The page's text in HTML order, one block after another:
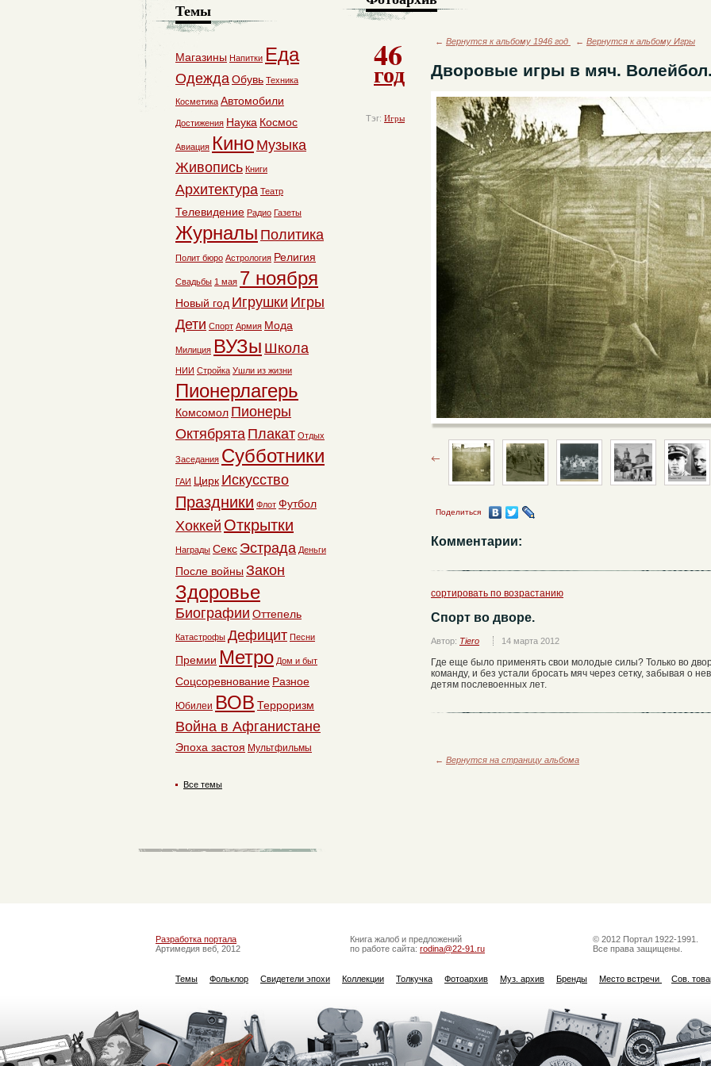
46
год
Тэг: Игры
← Вернутся к альбому 1946 год ← Вернутся к альбому Игры
Дворовые игры в мяч.
Поделиться
Комментарии:
сортировать по возрастанию
Спорт во дворе.
Автор: Tiero 14 марта 2012
Где еще было применять свои молодые силы? Только во
команду, и без устали бросать мяч через сетку, забывая о
детям послевоенных лет.
← Вернутся на страницу альбома
Темы
Магазины Напитки Еда
ОдеждаОбувь Техника
Косметика Автомобили
Достижения Наука Космос
Авиация Кино Музыка
Живопись Книги
Архитектура Театр
Телевидение Радио Газеты
Журналы Политика
Полит бюро Астрология Религия
Свадьбы 1 мая 7 ноября
Новый год Игрушки Игры
Дети Спорт Армия Мода
Милиция ВУЗы Школа
НИИ Стройка Ушли из жизни
Пионерлагерь
Комсомол Пионеры
Октябрята Плакат Отдых
Заседания Субботники
ГАИ Цирк Искусство
Праздники Флот Футбол
Хоккей Открытки
Награды Секс Эстрада Деньги
После войны Закон
Здоровье
Биографии Оттепель
Катастрофы Дефицит Песни
Премии Метро Дом и быт
Соцсоревнование Разное
Юбилеи ВОВ Терроризм
Война в Афганистане
Эпоха застоя Мультфильмы
Все темы
Разработка портала
Артимедия веб, 2012
Книга жалоб и предложений
по работе сайта: rodina@22-91.ru
© 2012 Портал 1922-1991.
Все права защищены.
Темы Фольклор Свидетели эпохи Коллекции Толкучка Фотоархив Муз. архив Бренды Место встречи Сов.